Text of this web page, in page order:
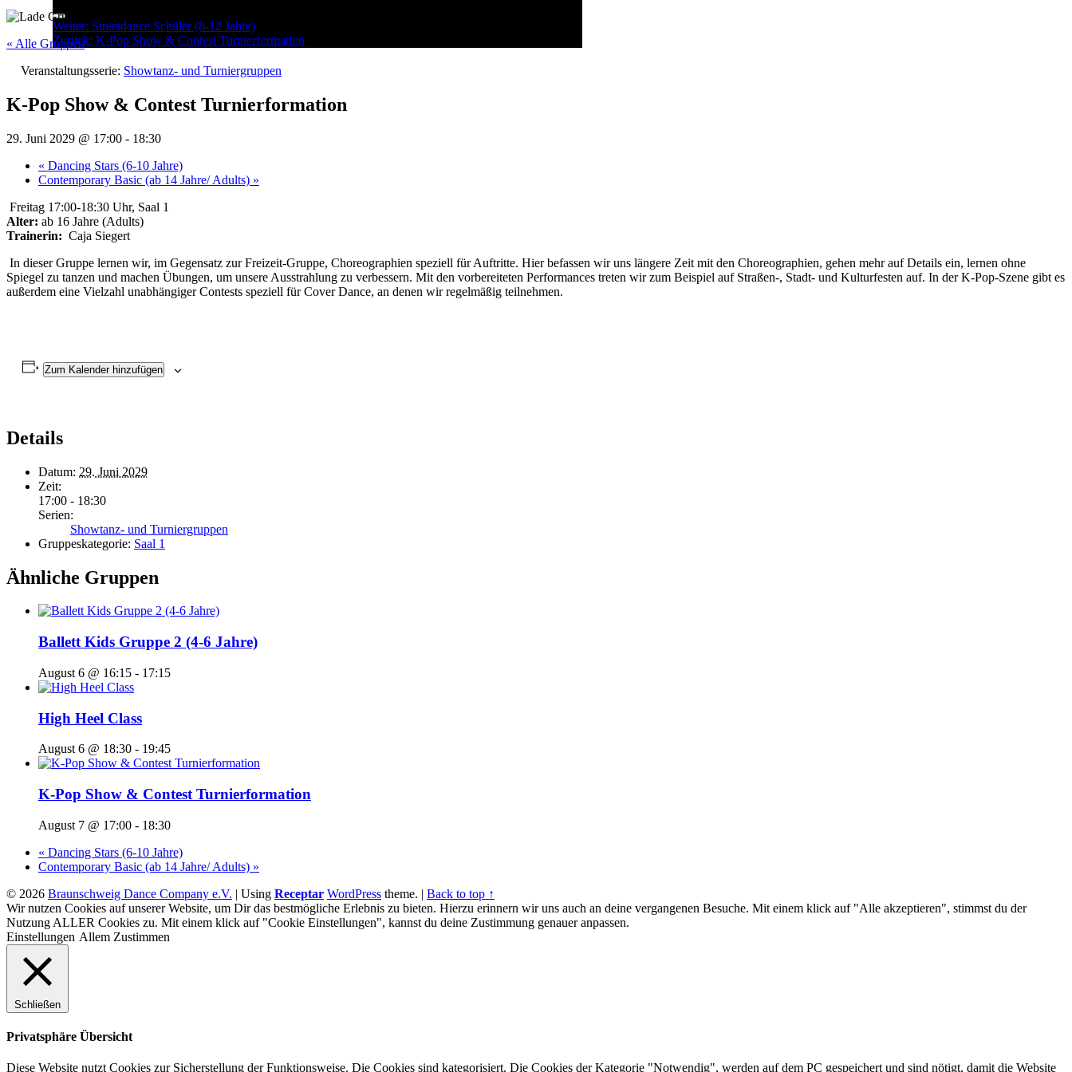
Menu
Post
navigation
Weiter: Streetdance Schüler (8-12 Jahre)
Zurück: K-Pop Show & Contest Turnierformation
« Alle Gruppen
Veranstaltungsserie: Showtanz- und Turniergruppen
K-Pop Show & Contest Turnierformation
29. Juni 2029 @ 17:00 - 18:30
« Dancing Stars (6-10 Jahre)
Contemporary Basic (ab 14 Jahre/ Adults) »
Freitag 17:00-18:30 Uhr, Saal 1
Alter: ab 16 Jahre (Adults)
Trainerin: Caja Siegert
In dieser Gruppe lernen wir, im Gegensatz zur Freizeit-Gruppe, Choreographien speziell für Auftritte. Hier befassen wir uns längere Zeit mit den Choreographien, gehen mehr auf Details ein, lernen ohne
Spiegel zu tanzen und machen Übungen, um unsere Ausstrahlung zu verbessern. Mit den vorbereiteten Performances treten wir zum Beispiel auf Straßen-, Stadt- und Kulturfesten auf. In der K-Pop-Szene gibt es
außerdem eine Vielzahl unabhängiger Contests speziell für Cover Dance, an denen wir regelmäßig teilnehmen.
Zum Kalender hinzufügen
Details
Datum: 29. Juni 2029
Zeit:
17:00 - 18:30
Serien:
Showtanz- und Turniergruppen
Gruppeskategorie: Saal 1
Ähnliche Gruppen
Ballett Kids Gruppe 2 (4-6 Jahre)
August 6 @ 16:15 - 17:15
High Heel Class
August 6 @ 18:30 - 19:45
K-Pop Show & Contest Turnierformation
August 7 @ 17:00 - 18:30
« Dancing Stars (6-10 Jahre)
Contemporary Basic (ab 14 Jahre/ Adults) »
© 2026 Braunschweig Dance Company e.V. | Using Receptar WordPress theme. | Back to top ↑
Wir nutzen Cookies auf unserer Website, um Dir das bestmögliche Erlebnis zu bieten. Hierzu erinnern wir uns auch an deine vergangenen Besuche. Mit einem klick auf "Alle akzeptieren", stimmst du der
Nutzung ALLER Cookies zu. Mit einem klick auf "Cookie Einstellungen", kannst du deine Zustimmung genauer anpassen.
Einstellungen Allem Zustimmen
Schließen
Privatsphäre Übersicht
Diese Website nutzt Cookies zur Sicherstellung der Funktionsweise. Die Cookies sind kategorisiert. Die Cookies der Kategorie "Notwendig", werden auf dem PC gespeichert und sind nötigt, damit die Website